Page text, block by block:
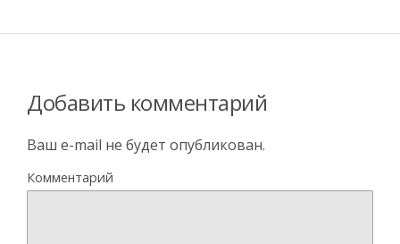
Добавить комментарий
Ваш e-mail не будет опубликован.
Комментарий